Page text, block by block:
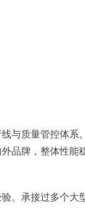
与质量管控体
品牌，整体性能
。承接过多个